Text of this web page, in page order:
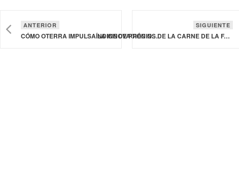
ANTERIOR
CÓMO OTERRA IMPULSA LA INNOVACIÓN NATURAL
SIGUIENTE
ÍNDICE DE PRECIOS DE LA CARNE DE LA FAO SUBE 1.2% DURANTE JULIO